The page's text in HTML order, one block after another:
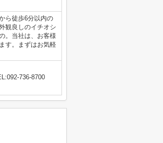
ら徒歩6分以内の
観良しのイチオシ
。当社は、お客様
す。まずはお気軽
736-8700